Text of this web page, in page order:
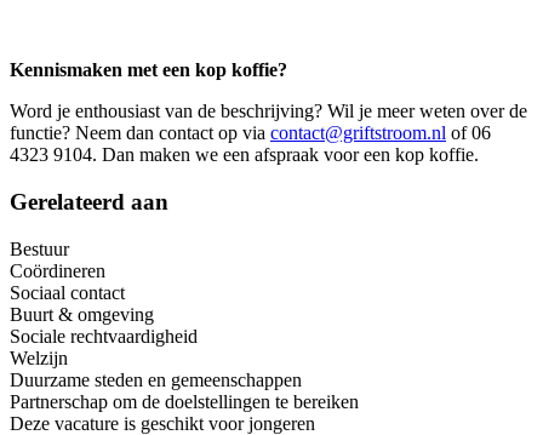
Kennismaken met een kop koffie?
Word je enthousiast van de beschrijving? Wil je meer weten over de
functie? Neem dan contact op via contact@griftstroom.nl of 06
4323 9104. Dan maken we een afspraak voor een kop koffie.
Gerelateerd aan
Bestuur
Coördineren
Sociaal contact
Buurt & omgeving
Sociale rechtvaardigheid
Welzijn
Duurzame steden en gemeenschappen
Partnerschap om de doelstellingen te bereiken
Deze vacature is geschikt voor jongeren